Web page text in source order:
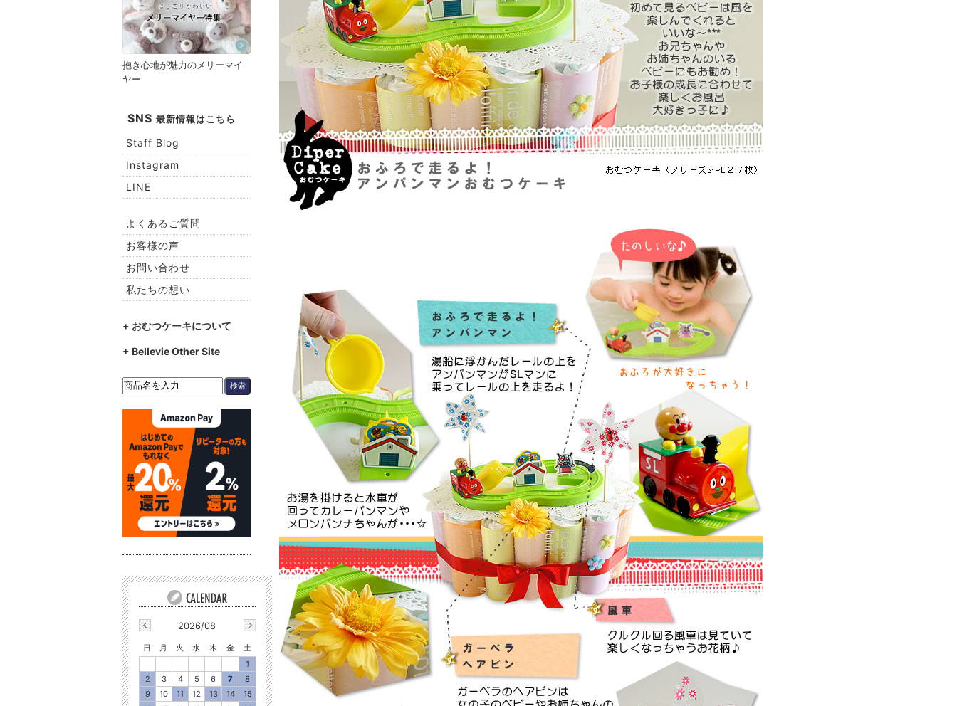
抱き心地が魅力のメリーマイ
ヤー
SNS 最新情報はこちら
Staff Blog
Instagram
LINE
よくあるご質問
お客様の声
お問い合わせ
私たちの想い
+ おむつケーキについて
+ Bellevie Other Site
2026/08
日 月 火 水 木 金
土
1
2
3 4 5 6 7
8
9
10 11 12 13 14
15